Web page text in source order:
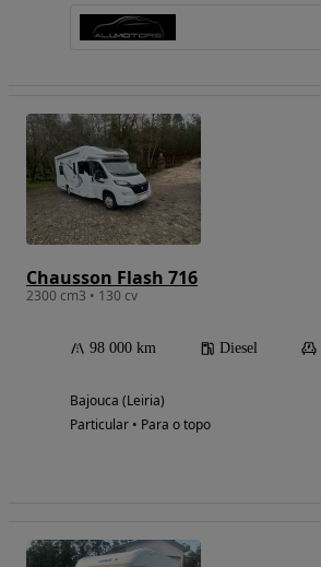
Chausson Flash 716
2300 cm3 • 130 cv
98 000 km Diesel
Bajouca (Leiria)
Particular • Para o topo